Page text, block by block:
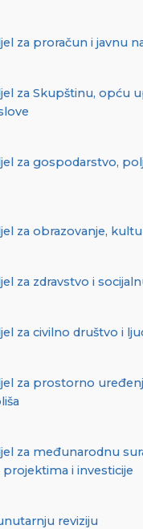
za proračun i javnu
za Skupštinu, opću
za gospodarstvo,
za obrazovanje,
za zdravstvo i
za civilno društvo i
za prostorno
za međunarodnu
projektima i investicije
reviziju